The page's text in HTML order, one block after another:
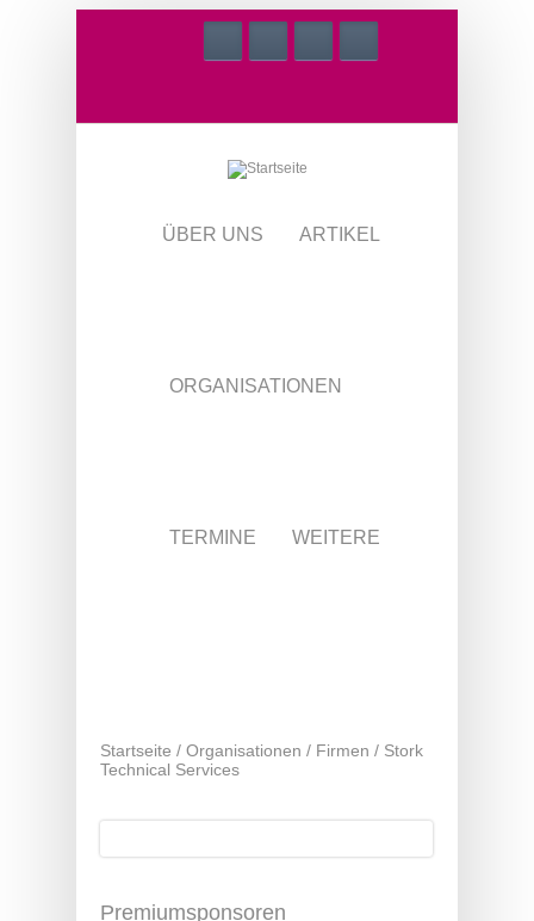
ÜBER UNS ARTIKEL
ORGANISATIONEN
TERMINE WEITERE
Startseite / Organisationen / Firmen / Stork
Technical Services
Suche
Premiumsponsoren